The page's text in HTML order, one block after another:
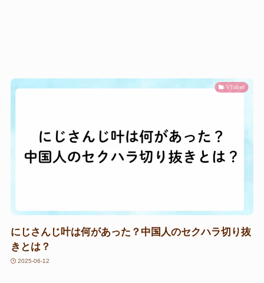
VTuber
にじさんじ叶は何があった？中国人のセクハラ切り抜
きとは？
2025-06-12